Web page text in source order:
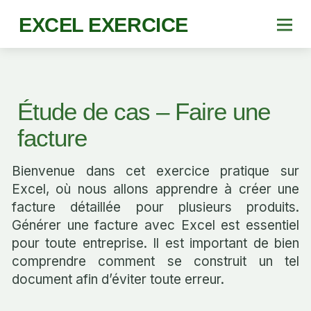
EXCEL EXERCICE
Étude de cas – Faire une
facture
Bienvenue dans cet exercice pratique sur
Excel, où nous allons apprendre à créer une
facture détaillée pour plusieurs produits.
Générer une facture avec Excel est essentiel
pour toute entreprise. Il est important de bien
comprendre comment se construit un tel
document afin d’éviter toute erreur.